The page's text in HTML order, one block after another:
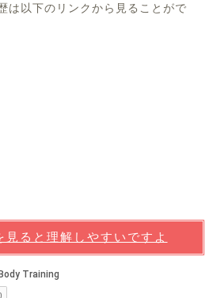
は以下のリンクから見ることがで
見ると理解しやすいですよ